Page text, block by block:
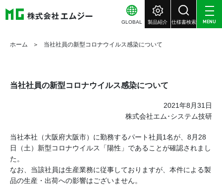
GLOBAL 製品紹介 仕様書検索 MENU
ホーム 当社社員の新型コロナウイルス感染について
当社社員の新型コロナウイルス感染について
2021年8月31日
株式会社エム･システム技研
当社本社（大阪府大阪市）に勤務するパート社員1名が、8月28
日（土）新型コロナウイルス「陽性」であることが確認されまし
た。
なお、当該社員は生産業務に従事しておりますが、本件による製
品の生産・出荷への影響はございません。